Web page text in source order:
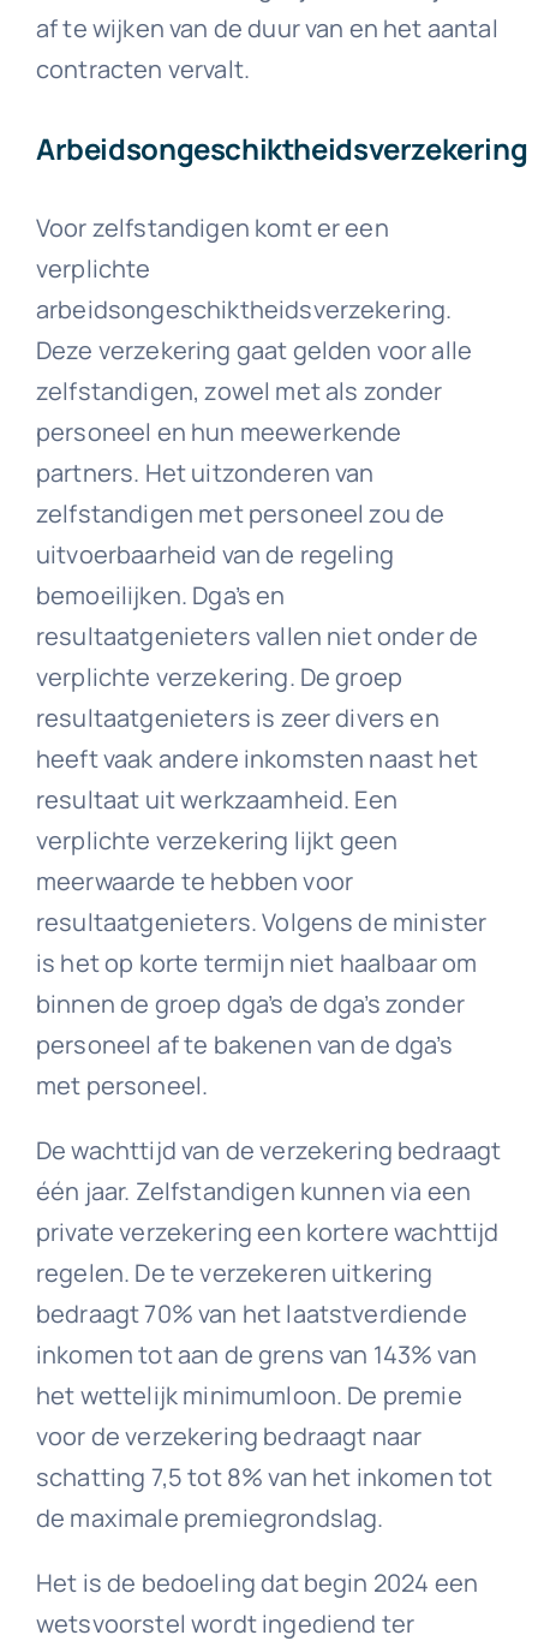
af te wijken van de duur van en het aantal
contracten vervalt.
Arbeidsongeschiktheidsverzekering
Voor zelfstandigen komt er een
verplichte
arbeidsongeschiktheidsverzekering.
Deze verzekering gaat gelden voor alle
zelfstandigen, zowel met als zonder
personeel en hun meewerkende
partners. Het uitzonderen van
zelfstandigen met personeel zou de
uitvoerbaarheid van de regeling
bemoeilijken. Dga’s en
resultaatgenieters vallen niet onder de
verplichte verzekering. De groep
resultaatgenieters is zeer divers en
heeft vaak andere inkomsten naast het
resultaat uit werkzaamheid. Een
verplichte verzekering lijkt geen
meerwaarde te hebben voor
resultaatgenieters. Volgens de minister
is het op korte termijn niet haalbaar om
binnen de groep dga’s de dga’s zonder
personeel af te bakenen van de dga’s
met personeel.
De wachttijd van de verzekering bedraagt
één jaar. Zelfstandigen kunnen via een
private verzekering een kortere wachttijd
regelen. De te verzekeren uitkering
bedraagt 70% van het laatstverdiende
inkomen tot aan de grens van 143% van
het wettelijk minimumloon. De premie
voor de verzekering bedraagt naar
schatting 7,5 tot 8% van het inkomen tot
de maximale premiegrondslag.
Het is de bedoeling dat begin 2024 een
wetsvoorstel wordt ingediend ter